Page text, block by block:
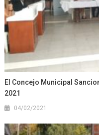
El Concejo Municipal
2021
04/02/2021